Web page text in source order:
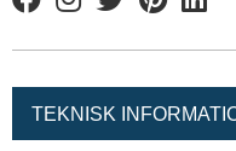
FacebookInstagram
TwitterPinterest
TEKNISK